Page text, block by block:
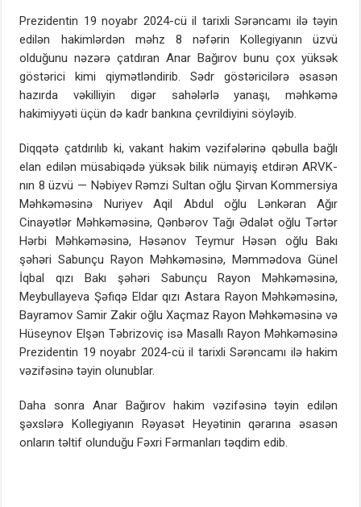
Prezidentin 19 noyabr 2024-cü il tarixli Sərəncamı ilə təyin
edilən hakimlərdən məhz 8 nəfərin Kollegiyanın üzvü
olduğunu nəzərə çatdıran Anar Bağırov bunu çox yüksək
göstərici kimi qiymətləndirib. Sədr göstəricilərə əsasən
hazırda vəkilliyin digər sahələrlə yanaşı, məhkəmə
hakimiyyəti üçün də kadr bankına çevrildiyini söyləyib.
Diqqətə çatdırılıb ki, vakant hakim vəzifələrinə qəbulla bağlı
elan edilən müsabiqədə yüksək bilik nümayiş etdirən ARVK-
nın 8 üzvü — Nəbiyev Rəmzi Sultan oğlu Şirvan Kommersiya
Məhkəməsinə Nuriyev Aqil Abdul oğlu Lənkəran Ağır
Cinayətlər Məhkəməsinə, Qənbərov Tağı Ədalət oğlu Tərtər
Hərbi Məhkəməsinə, Həsənov Teymur Həsən oğlu Bakı
şəhəri Sabunçu Rayon Məhkəməsinə, Məmmədova Günel
İqbal qızı Bakı şəhəri Sabunçu Rayon Məhkəməsinə,
Meybullayeva Şəfiqə Eldar qızı Astara Rayon Məhkəməsinə,
Bayramov Samir Zakir oğlu Xaçmaz Rayon Məhkəməsinə və
Hüseynov Elşən Təbrizoviç isə Masallı Rayon Məhkəməsinə
Prezidentin 19 noyabr 2024-cü il tarixli Sərəncamı ilə hakim
vəzifəsinə təyin olunublar.
Daha sonra Anar Bağırov hakim vəzifəsinə təyin edilən
şəxslərə Kollegiyanın Rəyasət Heyətinin qərarına əsasən
onların təltif olunduğu Fəxri Fərmanları təqdim edib.